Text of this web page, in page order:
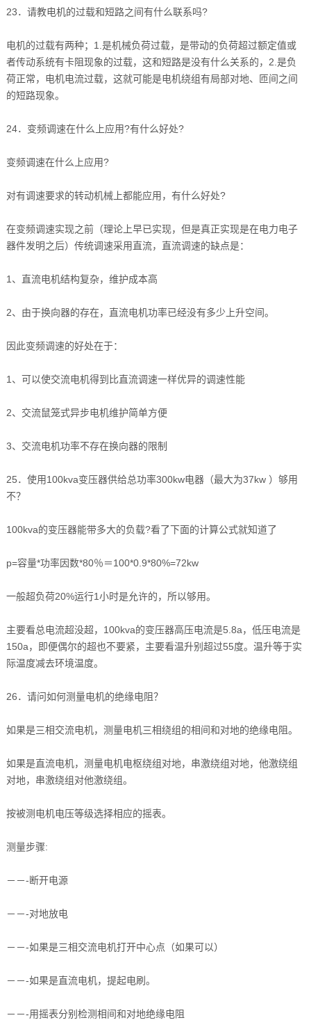
23．请教电机的过载和短路之间有什么联系吗?
电机的过载有两种；1.是机械负荷过载，是带动的负荷超过额定值或
者传动系统有卡阻现象的过载，这和短路是没有什么关系的，2.是负
荷正常，电机电流过载，这就可能是电机绕组有局部对地、匝间之间
的短路现象。
24．变频调速在什么上应用?有什么好处?
变频调速在什么上应用?
对有调速要求的转动机械上都能应用，有什么好处?
在变频调速实现之前（理论上早已实现，但是真正实现是在电力电子
器件发明之后）传统调速采用直流，直流调速的缺点是：
1、直流电机结构复杂，维护成本高
2、由于换向器的存在，直流电机功率已经没有多少上升空间。
因此变频调速的好处在于：
1、可以使交流电机得到比直流调速一样优异的调速性能
2、交流鼠笼式异步电机维护简单方便
3、交流电机功率不存在换向器的限制
25．使用100kva变压器供给总功率300kw电器（最大为37kw ）够用
不？
100kva的变压器能带多大的负载?看了下面的计算公式就知道了
p=容量*功率因数*80％＝100*0.9*80%=72kw
一般超负荷20%运行1小时是允许的，所以够用。
主要看总电流超没超，100kva的变压器高压电流是5.8a，低压电流是
150a，即便偶尔的超也不要紧，主要看温升别超过55度。温升等于实
际温度减去环境温度。
26．请问如何测量电机的绝缘电阻？
如果是三相交流电机，测量电机三相绕组的相间和对地的绝缘电阻。
如果是直流电机，测量电机电枢绕组对地，串激绕组对地，他激绕组
对地，串激绕组对他激绕组。
按被测电机电压等级选择相应的摇表。
测量步骤:
－－-断开电源
－－-对地放电
－－-如果是三相交流电机打开中心点（如果可以）
－－-如果是直流电机，提起电刷。
－－-用摇表分别检测相间和对地绝缘电阻